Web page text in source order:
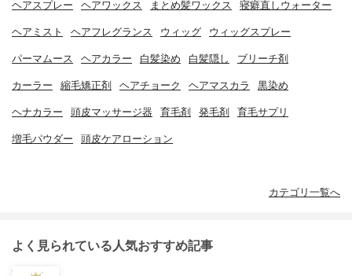
ヘアスプレー ヘアワックス まとめ髪ワックス 寝癖直しウォーター
ヘアミスト ヘアフレグランス ウィッグ ウィッグスプレー
パーマムース ヘアカラー 白髪染め 白髪隠し ブリーチ剤
カーラー 縮毛矯正剤 ヘアチョーク ヘアマスカラ 黒染め
ヘナカラー 頭皮マッサージ器 育毛剤 発毛剤 育毛サプリ
増毛パウダー 頭皮ケアローション
カテゴリ一覧へ
よく見られている人気おすすめ記事